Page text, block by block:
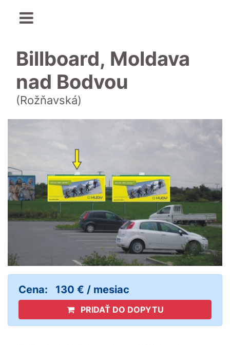
Billboard, Moldava
nad Bodvou
(Rožňavská)
Cena: 130 € / mesiac
PRIDAŤ DO DOPYTU